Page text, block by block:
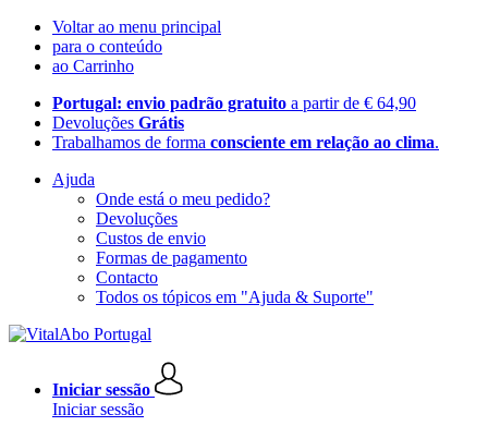
Voltar ao menu principal
para o conteúdo
ao Carrinho
Portugal: envio padrão gratuito a partir de € 64,90
Devoluções Grátis
Trabalhamos de forma consciente em relação ao clima.
Ajuda
Onde está o meu pedido?
Devoluções
Custos de envio
Formas de pagamento
Contacto
Todos os tópicos em "Ajuda & Suporte"
Iniciar sessão
Iniciar sessão